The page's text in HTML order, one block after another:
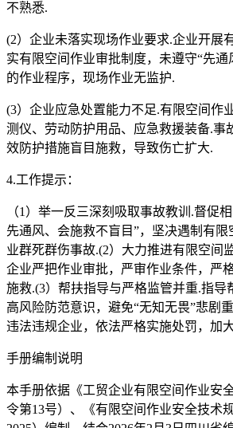
不熟悉.
(2）企业未落实现场作业要求.企业开展
实有限空间作业审批制度，未遵守“先通
的作业程序，现场作业无监护.
(3）企业应急处置能力不足.有限空间作
测仪、劳动防护用品、应急救援装备.事
效防护措施盲目施救，导致伤亡扩大.
4.工作提示：
（1）举一反三深刻吸取事故教训.督促
先通风、会施救不盲目”，坚决遇制有
业群死群伤事故.(2）大力推进有限空间
企业严把作业审批，严审作业条件，严
施救.(3）帮扶指导与严格监管并重.指导
高风险防范意识，避免“无知无畏”悲剧
违法违规企业，依法严格实施处罚，加
手册编制说明
本手册依据《工贸企业有限空间作业安
令第13号）、《有限空间作业安全技术